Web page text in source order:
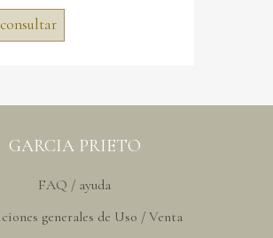
consultar
GARCIA PRIETO
FAQ / ayuda
generales de Uso / Venta